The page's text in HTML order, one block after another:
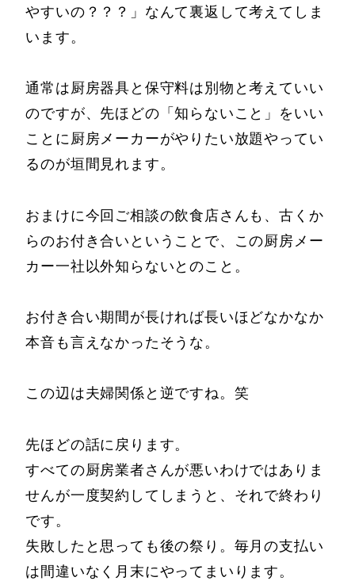
やすいの？？？」なんて裏返して考えてしま
います。
通常は厨房器具と保守料は別物と考えていい
のですが、先ほどの「知らないこと」をいい
ことに厨房メーカーがやりたい放題やってい
るのが垣間見れます。
おまけに今回ご相談の飲食店さんも、古くか
らのお付き合いということで、この厨房メー
カー一社以外知らないとのこと。
お付き合い期間が長ければ長いほどなかなか
本音も言えなかったそうな。
この辺は夫婦関係と逆ですね。笑
先ほどの話に戻ります。
すべての厨房業者さんが悪いわけではありま
せんが一度契約してしまうと、それで終わり
です。
失敗したと思っても後の祭り。毎月の支払い
は間違いなく月末にやってまいります。